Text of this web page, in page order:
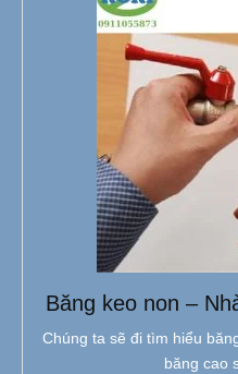
Băng keo non –
Chúng ta sẽ đi tìm hiểu
băng cao